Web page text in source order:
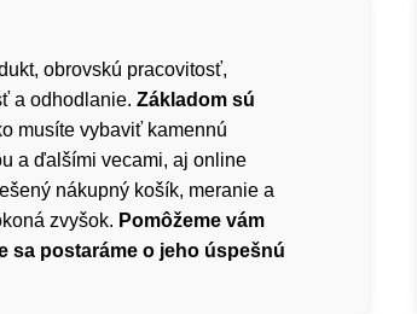
obrovskú pracovitosť,
a odhodlanie. Základom sú
musíte vybaviť kamennú
a ďalšími vecami, aj online
nákupný košík, meranie a
zvyšok. Pomôžeme vám
postaráme o jeho úspešnú